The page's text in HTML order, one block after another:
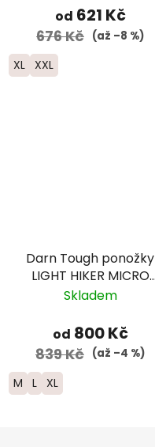
černé
od 621 Kč
676 Kč (až –8 %)
XL XXL
Darn Tough ponožky
LIGHT HIKER MICRO
CREW Lightweight
černé
Skladem
od 800 Kč
839 Kč (až –4 %)
M L XL